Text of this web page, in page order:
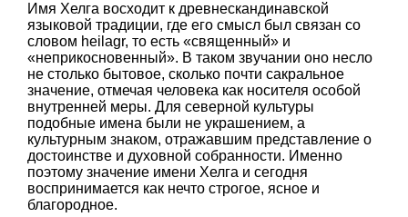
Имя Хелга восходит к древнескандинавской
языковой традиции, где его смысл был связан со
словом heilagr, то есть «священный» и
«неприкосновенный». В таком звучании оно несло
не столько бытовое, сколько почти сакральное
значение, отмечая человека как носителя особой
внутренней меры. Для северной культуры
подобные имена были не украшением, а
культурным знаком, отражавшим представление о
достоинстве и духовной собранности. Именно
поэтому значение имени Хелга и сегодня
воспринимается как нечто строгое, ясное и
благородное.